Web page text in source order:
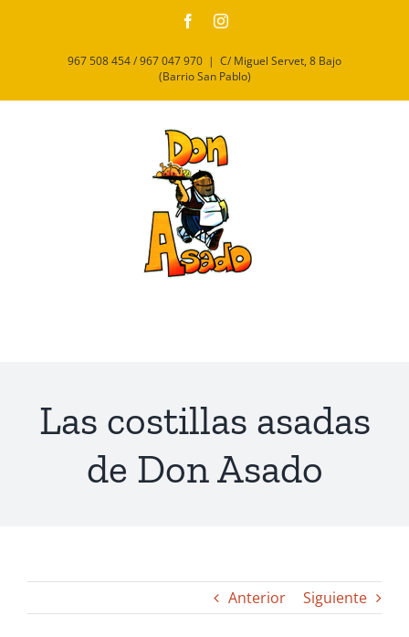
contenido
FacebookInstagram
967 508 454 / 967 047 970 | C/ Miguel Servet, 8 Bajo
(Barrio San Pablo)
Las costillas asadas
de Don Asado
Anterior Siguiente